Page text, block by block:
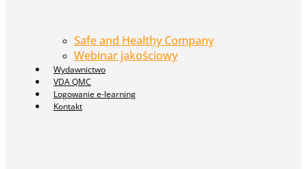
Safe and Healthy Company
Webinar jakościowy
Wydawnictwo
VDA QMC
Logowanie e-learning
Kontakt